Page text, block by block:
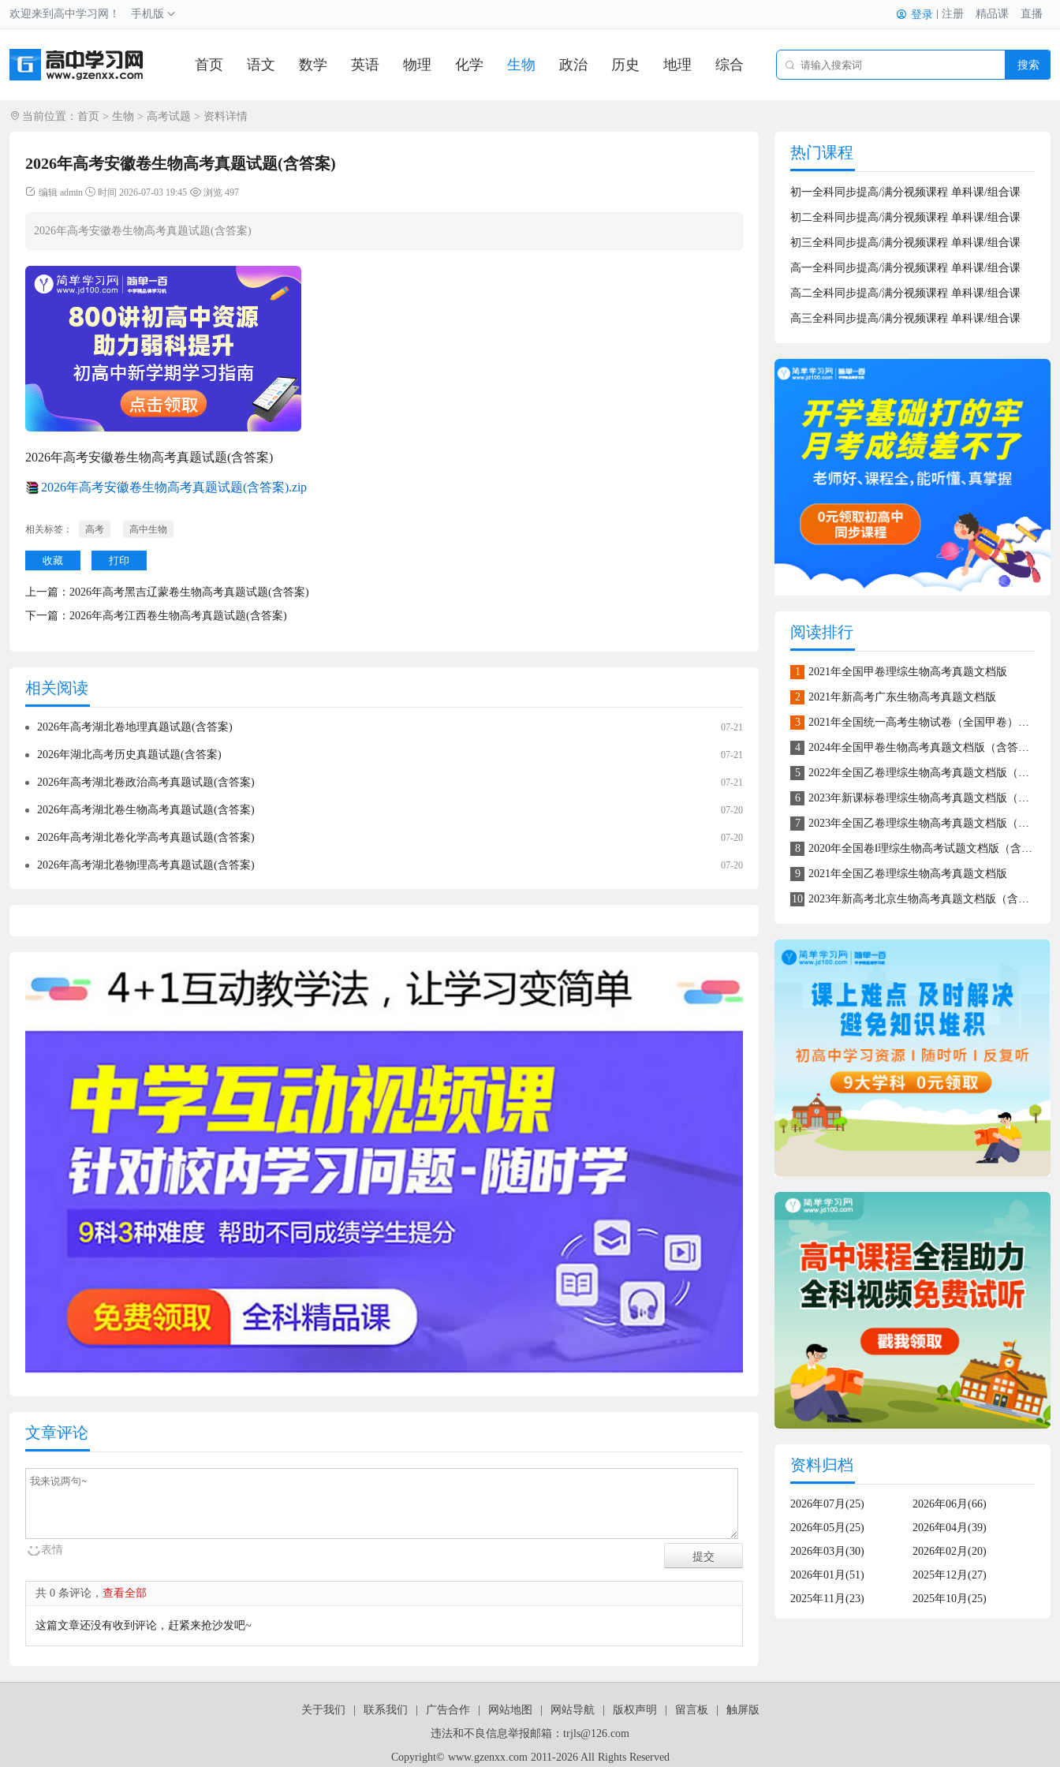
欢迎来到高中学习网！ 手机版 登录 注册 精品课 直播
首页 语文 数学 英语 物理 化学 生物 政治 历史 地理 综合 搜索
当前位置： 首页 > 生物 > 高考试题 > 资料详情
2026年高考安徽卷生物高考真题试题(含答案)
编辑 admin 时间 2026-07-03 19:45 浏览 497
2026年高考安徽卷生物高考真题试题(含答案)
2026年高考安徽卷生物高考真题试题(含答案)
2026年高考安徽卷生物高考真题试题(含答案).zip
相关标签： 高考 高中生物
收藏 打印
上一篇： 2026年高考黑吉辽蒙卷生物高考真题试题(含答案)
下一篇： 2026年高考江西卷生物高考真题试题(含答案)
相关阅读
07-21
2026年高考湖北卷地理真题试题(含答案)
07-21
2026年湖北高考历史真题试题(含答案)
07-21
2026年高考湖北卷政治高考真题试题(含答案)
07-20
2026年高考湖北卷生物高考真题试题(含答案)
07-20
2026年高考湖北卷化学高考真题试题(含答案)
07-20
2026年高考湖北卷物理高考真题试题(含答案)
文章评论
表情
共 0 条评论， 查看全部
这篇文章还没有收到评论，赶紧来抢沙发吧~
热门课程
初一全科同步提高/满分视频课程 单科课/组合课
初二全科同步提高/满分视频课程 单科课/组合课
初三全科同步提高/满分视频课程 单科课/组合课
高一全科同步提高/满分视频课程 单科课/组合课
高二全科同步提高/满分视频课程 单科课/组合课
高三全科同步提高/满分视频课程 单科课/组合课
阅读排行
1 2021年全国甲卷理综生物高考真题文档版
2 2021年新高考广东生物高考真题文档版
3 2021年全国统一高考生物试卷（全国甲卷）（解析版）
4 2024年全国甲卷生物高考真题文档版（含答案）
5 2022年全国乙卷理综生物高考真题文档版（原卷含答案）
6 2023年新课标卷理综生物高考真题文档版（含答案）
7 2023年全国乙卷理综生物高考真题文档版（含答案）
8 2020年全国卷Ⅰ理综生物高考试题文档版（含答案）
9 2021年全国乙卷理综生物高考真题文档版
10 2023年新高考北京生物高考真题文档版（含答案）
资料归档
2026年07月(25)
2026年06月(66)
2026年05月(25)
2026年04月(39)
2026年03月(30)
2026年02月(20)
2026年01月(51)
2025年12月(27)
2025年11月(23)
2025年10月(25)
关于我们 联系我们 广告合作 网站地图 网站导航 版权声明 留言板
触屏版
违法和不良信息举报邮箱：trjls@126.com
Copyright© www.gzenxx.com 2011-2026 All Rights Reserved